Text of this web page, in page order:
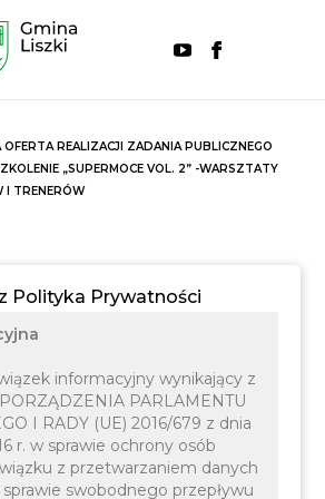
REALIZACJI ZADANIA PUBLICZNEGO
„SUPERMOCE VOL. 2” -WARSZTATY
I TRENERÓW
Polityka Prywatności
informacyjny wynikający z
PARLAMENTU
I RADY (UE) 2016/679 z dnia
r. w sprawie ochrony osób
z przetwarzaniem danych
swobodnego przepływu